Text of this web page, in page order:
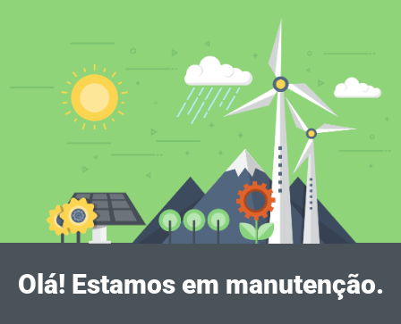
Olá! Estamos em manutenção.